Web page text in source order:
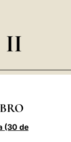
POLSKI
العربيّة
LATINE
II
(30 de